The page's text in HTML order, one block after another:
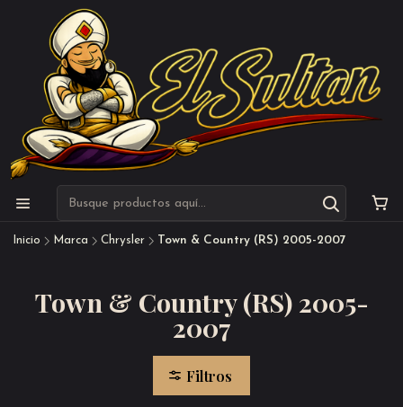
Inicio Marca Chrysler Town & Country (RS) 2005-2007
Town & Country (RS) 2005-
2007
Filtros